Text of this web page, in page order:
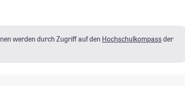
werden durch Zugriff auf den Hochschulkompass der